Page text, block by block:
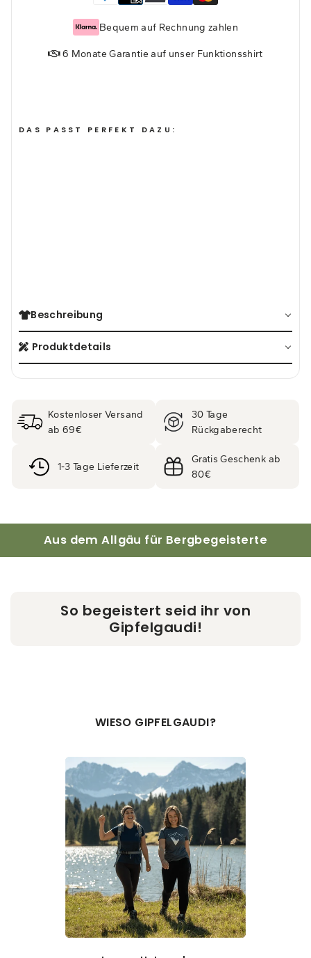
Bequem auf Rechnung zahlen
6 Monate Garantie auf unser Funktionsshirt
DAS PASST PERFEKT DAZU:
Beschreibung
Produktdetails
Kostenloser Versand
ab 69€
30 Tage
Rückgaberecht
1-3 Tage Lieferzeit
Gratis Geschenk ab
80€
Aus dem Allgäu für Bergbegeisterte
So begeistert seid ihr von
Gipfelgaudi!
WIESO GIPFELGAUDI?